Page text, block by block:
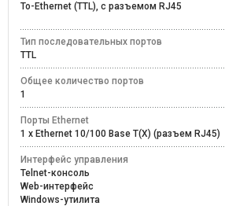
To-Ethernet (TTL), с разъемом RJ45
Тип последовательных портов
TTL
Общее количество портов
1
Порты Ethernet
1 x Ethernet 10/100 Base T(X) (разъем RJ45)
Интерфейс управления
Telnet-консоль
Web-интерфейс
Windows-утилита